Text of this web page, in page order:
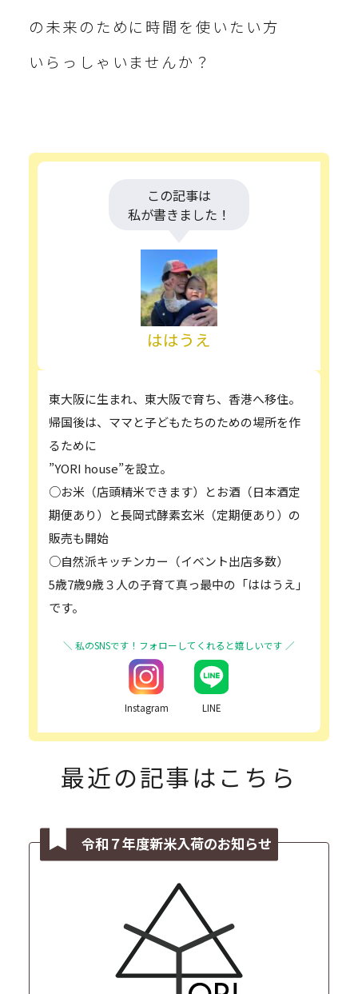
の未来のために時間を使いたい方
いらっしゃいませんか？
この記事は
私が書きました！
ははうえ
東大阪に生まれ、東大阪で育ち、香港へ移住。
帰国後は、ママと子どもたちのための場所を作
るために
”YORI house”を設立。
○お米（店頭精米できます）とお酒（日本酒定
期便あり）と長岡式酵素玄米（定期便あり）の
販売も開始
○自然派キッチンカー（イベント出店多数）
5歳7歳9歳３人の子育て真っ最中の「ははうえ」
です。
Instagram LINE
最近の記事はこちら
令和７年度新米入荷のお知らせ